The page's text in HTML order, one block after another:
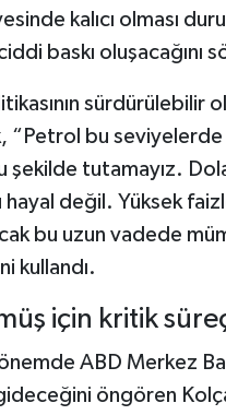
kalıcı olması
baskı oluşacağını
sürdürülebilir
“Petrol bu seviyelerde
şekilde tutamayız.
değil. Yüksek
bu uzun vadede
kullandı.
için kritik
ABD Merkez
öngören